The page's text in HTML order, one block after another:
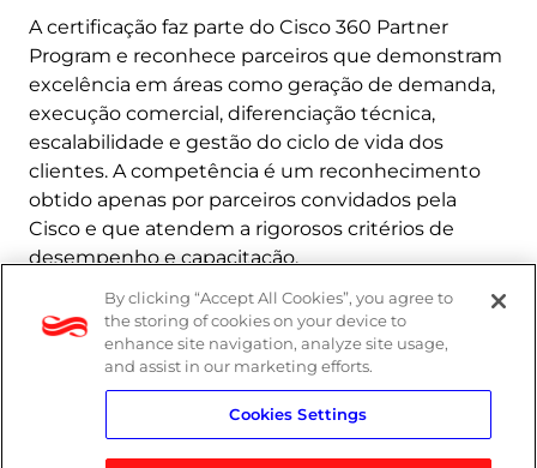
A certificação faz parte do Cisco 360 Partner
Program e reconhece parceiros que demonstram
excelência em áreas como geração de demanda,
execução comercial, diferenciação técnica,
escalabilidade e gestão do ciclo de vida dos
clientes. A competência é um reconhecimento
obtido apenas por parceiros convidados pela
Cisco e que atendem a rigorosos critérios de
desempenho e capacitação.
Saiba mais
By clicking “Accept All Cookies”, you agree to
the storing of cookies on your device to
enhance site navigation, analyze site usage,
and assist in our marketing efforts.
Cookies Settings